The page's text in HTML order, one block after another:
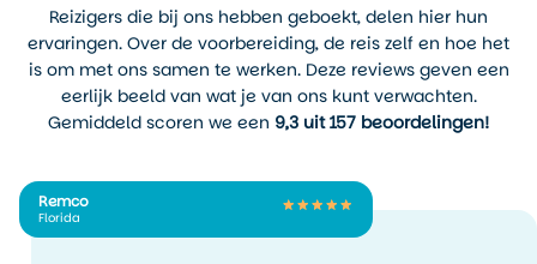
herfstis misschien wel
het best bewaarde geheim
van Minneapolis. Eind
september en oktober
kleuren de bomen felgeel en
buitenactiviteiten en de
meeste
Reizigers die bij ons hebben geboekt, delen hier hun
ervaringen. Over de voorbereiding, de reis zelf en hoe het
is om met ons samen te werken. Deze reviews geven een
eerlijk beeld van wat je van ons kunt verwachten.
Gemiddeld scoren we een 9,3 uit 157 beoordelingen!
Remco
Florida